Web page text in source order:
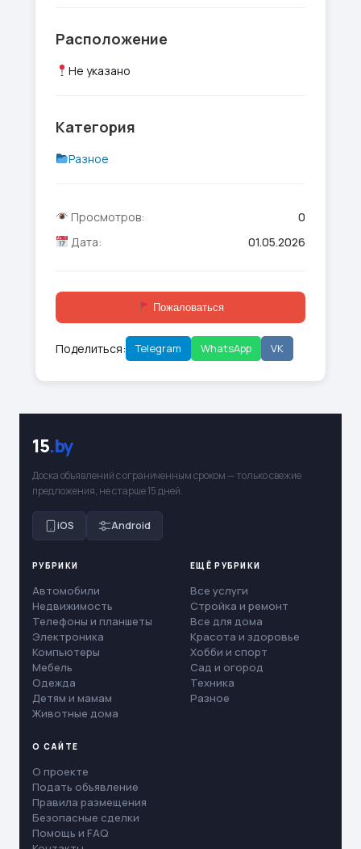
Расположение
Не указано
Категория
Разное
Просмотров:
0
Дата:
01.05.2026
Пожаловаться
Поделиться: Telegram WhatsApp VK
15.by
Доска объявлений с ограниченным сроком — только свежие
предложения, не старше 15 дней.
iOS Android
РУБРИКИ
Автомобили
Недвижимость
Телефоны и планшеты
Электроника
Компьютеры
Мебель
Одежда
Детям и мамам
Животные дома
ЕЩЁ РУБРИКИ
Все услуги
Стройка и ремонт
Все для дома
Красота и здоровье
Хобби и спорт
Сад и огород
Техника
Разное
О САЙТЕ
О проекте
Подать объявление
Правила размещения
Безопасные сделки
Помощь и FAQ